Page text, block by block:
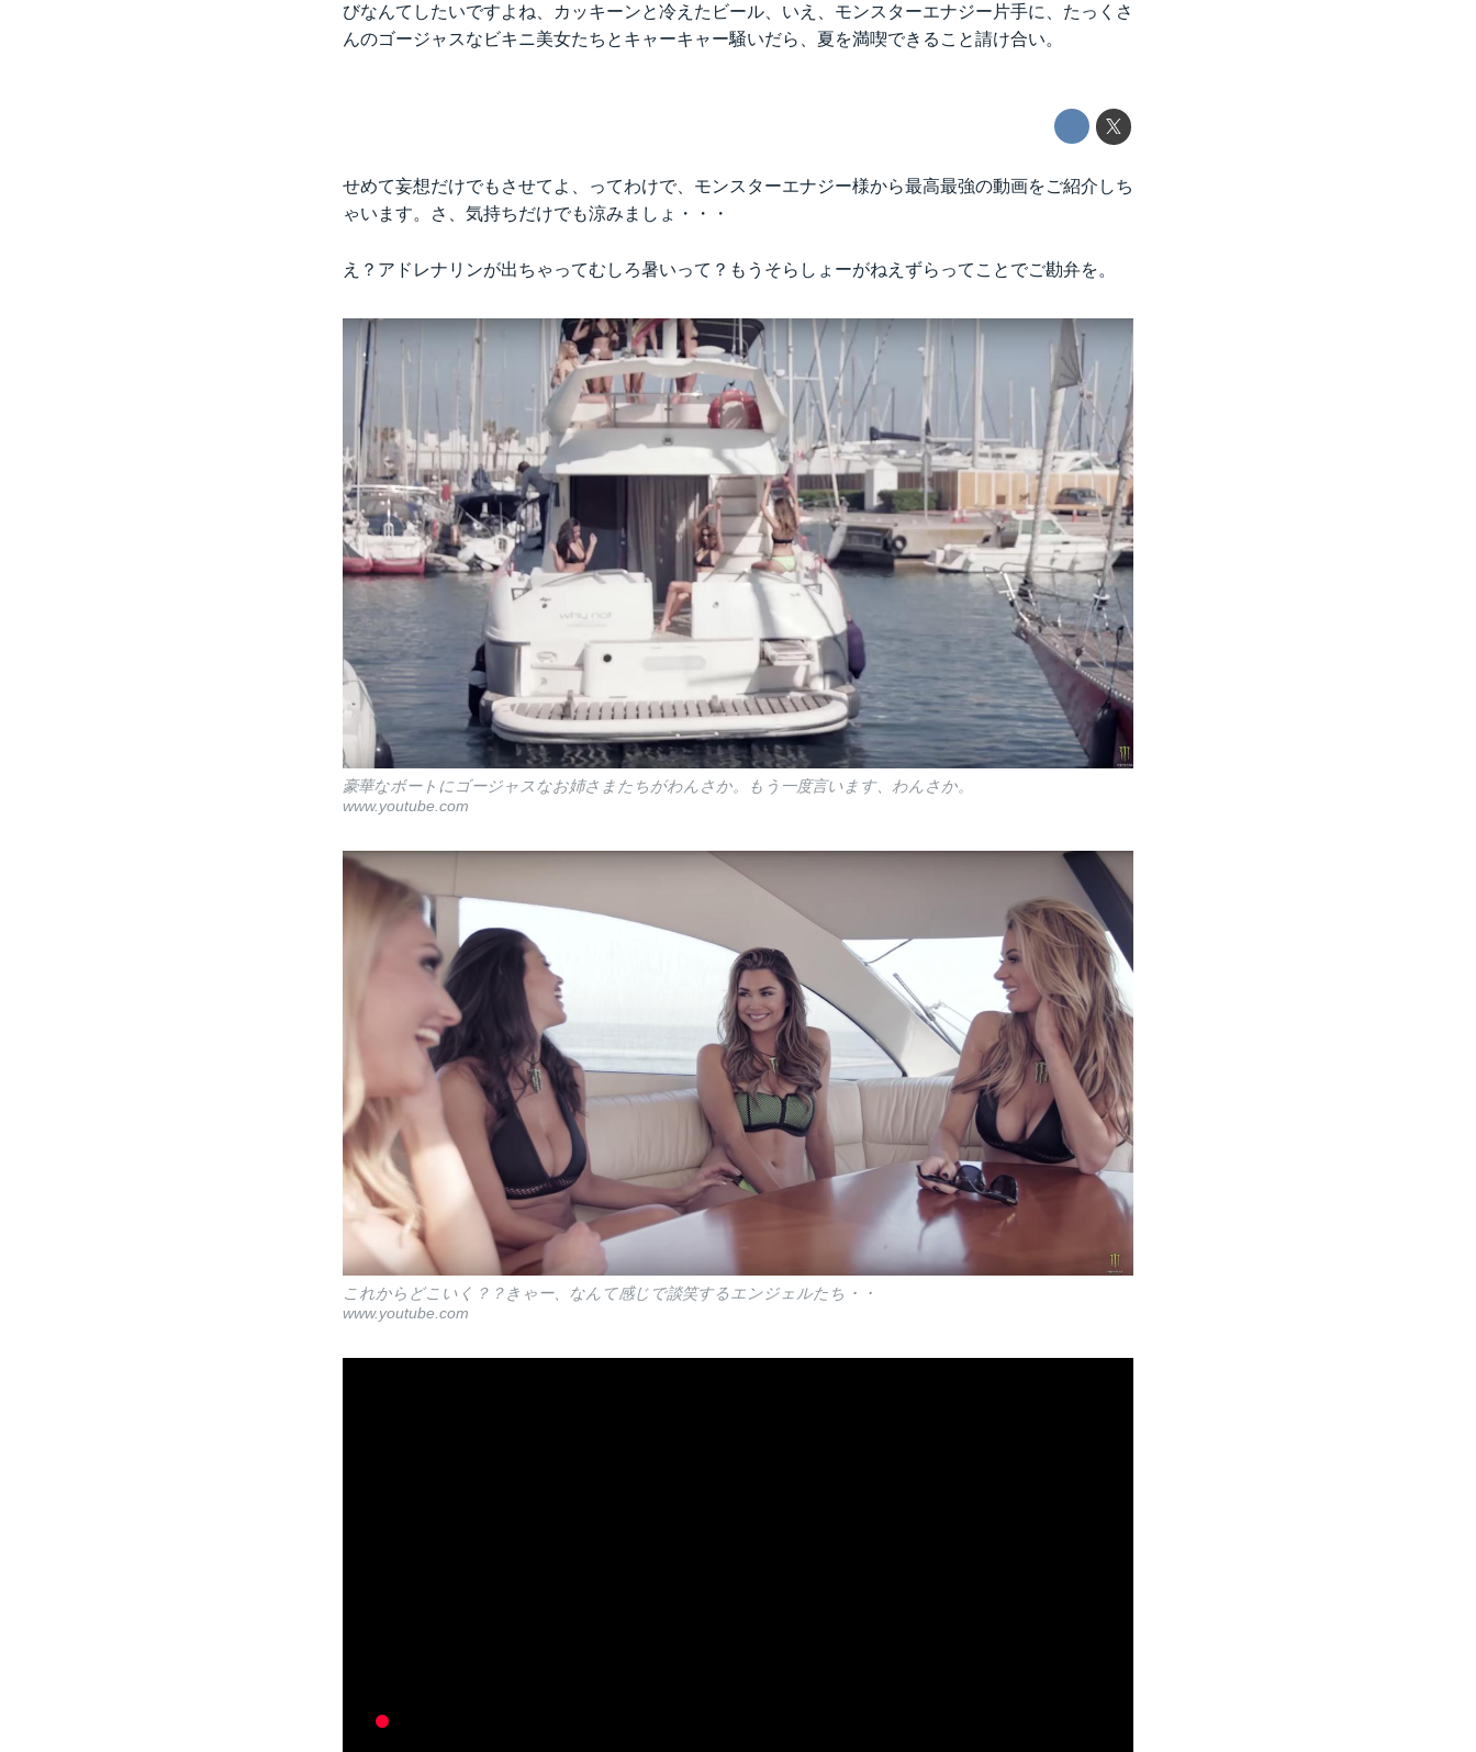
びなんてしたいですよね、カッキーンと冷えたビール、いえ、モンスターエナジー片手に、たっくさ
んのゴージャスなビキニ美女たちとキャーキャー騒いだら、夏を満喫できること請け合い。
せめて妄想だけでもさせてよ、ってわけで、モンスターエナジー様から最高最強の動画をご紹介しち
ゃいます。さ、気持ちだけでも涼みましょ・・・
え？アドレナリンが出ちゃってむしろ暑いって？もうそらしょーがねえずらってことでご勘弁を。
豪華なボートにゴージャスなお姉さまたちがわんさか。もう一度言います、わんさか。
www.youtube.com
これからどこいく？？きゃー、なんて感じで談笑するエンジェルたち・・
www.youtube.com